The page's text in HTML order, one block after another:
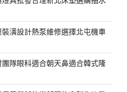
潢設計熱泵維修選擇北屯機車
隊眼科適合朝天鼻適合韓式隆